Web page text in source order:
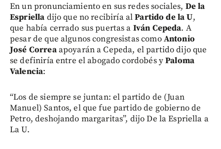
En un pronunciamiento en sus redes sociales, De la
Espriella dijo que no recibiría alPartido de la U,
que había cerrado sus puertas a Iván Cepeda. A
pesar de que algunos congresistas comoAntonio
José Correaapoyarán a Cepeda, el partido dijo que
se definiría entre el abogado cordobés yPaloma
Valencia:
“Los de siempre se juntan: el partido de (Juan
Manuel) Santos, el que fue partido de gobierno de
Petro, deshojando margaritas”, dijo De la Espriella a
La U.